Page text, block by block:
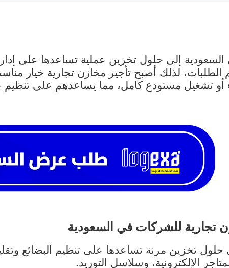
إلى حلول تخزين عملية تساعدها على
الطلبات، لذلك أصبح تأجير مخازن تجارية خيار
أو تشغيل مستودع كامل، مما يساعدهم على تنظيم
تجارية للشركات في السعودية
حلول تخزين مرنة تساعدها على تنظيم البضائع
الإلكترونية، وسلاسل التوريد.